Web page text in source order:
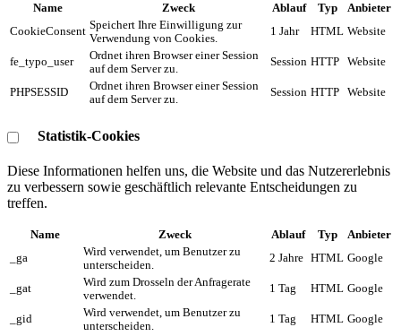
Name Zweck Ablauf Typ
Anbieter
CookieConsent Speichert Ihre Einwilligung zur
Verwendung von Cookies.
1 Jahr HTML Website
fe_typo_user
Ordnet ihren Browser einer Session
auf dem Server zu.
Session HTTP Website
PHPSESSID
Ordnet ihren Browser einer Session
auf dem Server zu.
Session HTTP Website
Statistik-Cookies
Diese Informationen helfen uns, die Website und das Nutzererlebnis
zu verbessern sowie geschäftlich relevante Entscheidungen zu
treffen.
Name Zweck Ablauf Typ
Anbieter
_ga
Wird verwendet, um Benutzer zu
unterscheiden.
2 Jahre HTML Google
_gat
Wird zum Drosseln der Anfragerate
verwendet.
1 Tag HTML Google
_gid
Wird verwendet, um Benutzer zu
unterscheiden.
1 Tag HTML Google